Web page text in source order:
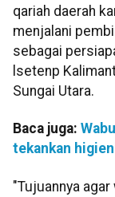
qariah daerah
menjalani
sebagai
lsetenp
Sungai Utara.
Baca juga:
tekankan
"Tujuannya